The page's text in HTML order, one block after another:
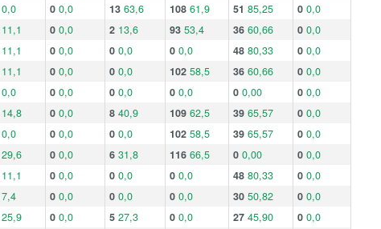
0,0 0 0,0 13 63,6 108 61,9 51 85,25 0 0,0
11,1 0 0,0 2 13,6 93 53,4 36 60,66 0 0,0
11,1 0 0,0 0 0,0 0 0,0 48 80,33 0 0,0
11,1 0 0,0 0 0,0 102 58,5 36 60,66 0 0,0
0,0 0 0,0 0 0,0 0 0,0 0 0,00 0 0,0
14,8 0 0,0 8 40,9 109 62,5 39 65,57 0 0,0
0,0 0 0,0 0 0,0 102 58,5 39 65,57 0 0,0
29,6 0 0,0 6 31,8 116 66,5 0 0,00 0 0,0
11,1 0 0,0 0 0,0 0 0,0 48 80,33 0 0,0
7,4 0 0,0 0 0,0 0 0,0 30 50,82 0 0,0
25,9 0 0,0 5 27,3 0 0,0 27 45,90 0 0,0